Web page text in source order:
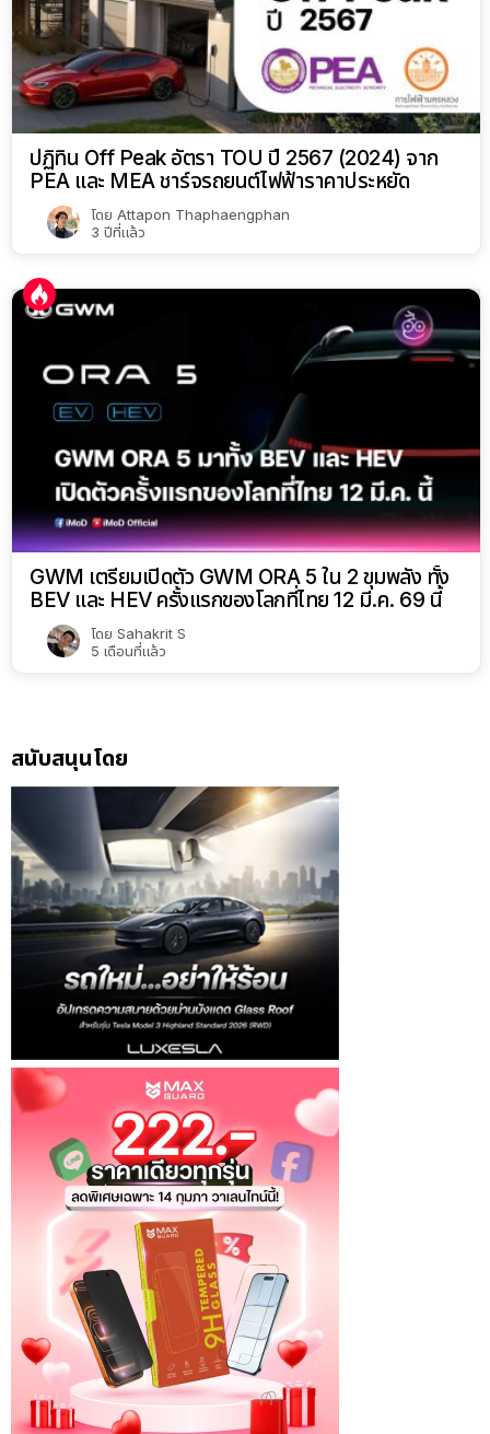
ปฏิทิน Off Peak อัตรา TOU ปี 2567 (2024) จาก
PEA และ MEA ชาร์จรถยนต์ไฟฟ้าราคาประหยัด
โดย Attapon Thaphaengphan
3 ปีที่แล้ว
GWM เตรียมเปิดตัว GWM ORA 5 ใน 2 ขุมพลัง ทั้ง
BEV และ HEV ครั้งแรกของโลกที่ไทย 12 มี.ค. 69 นี้
โดย Sahakrit S
5 เดือนที่แล้ว
สนับสนุนโดย